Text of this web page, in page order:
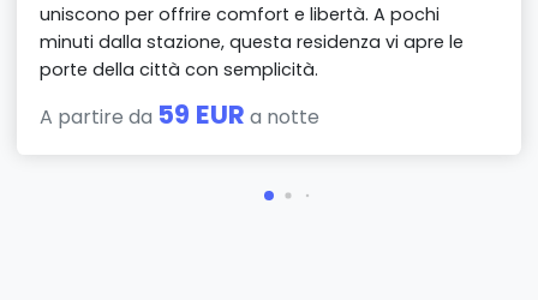
uniscono per offrire comfort e libertà. A pochi
minuti dalla stazione, questa residenza vi apre le
porte della città con semplicità.
A partire da 59 EUR a notte